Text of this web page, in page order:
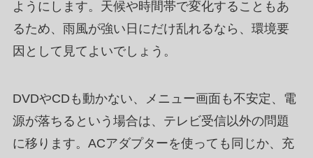
ようにします。天候や時間帯で変化することもあ
るため、雨風が強い日にだけ乱れるなら、環境要
因として見てよいでしょう。
DVDやCDも動かない、メニュー画面も不安定、電
源が落ちるという場合は、テレビ受信以外の問題
に移ります。ACアダプターを使っても同じか、充